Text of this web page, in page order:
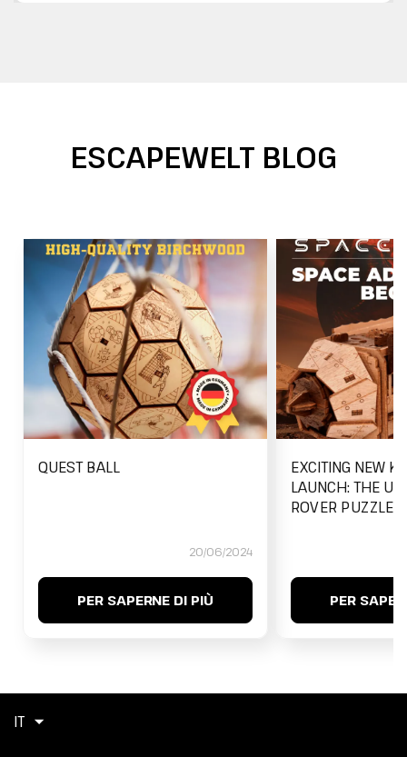
ESCAPEWELT BLOG
QUEST BALL
20/06/2024
PER SAPERNE DI PIÙ
EXCITING NEW
LAUNCH: THE
ROVER PUZZLE
PER
IT